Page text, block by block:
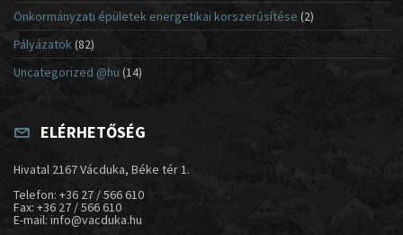
Önkormányzati épületek energetikai korszerűsítése (2)
Pályázatok (82)
Uncategorized @hu (14)
ELÉRHETŐSÉG
Hivatal 2167 Vácduka, Béke tér 1.
Telefon: +36 27 / 566 610
Fax: +36 27 / 566 610
E-mail: info@vacduka.hu